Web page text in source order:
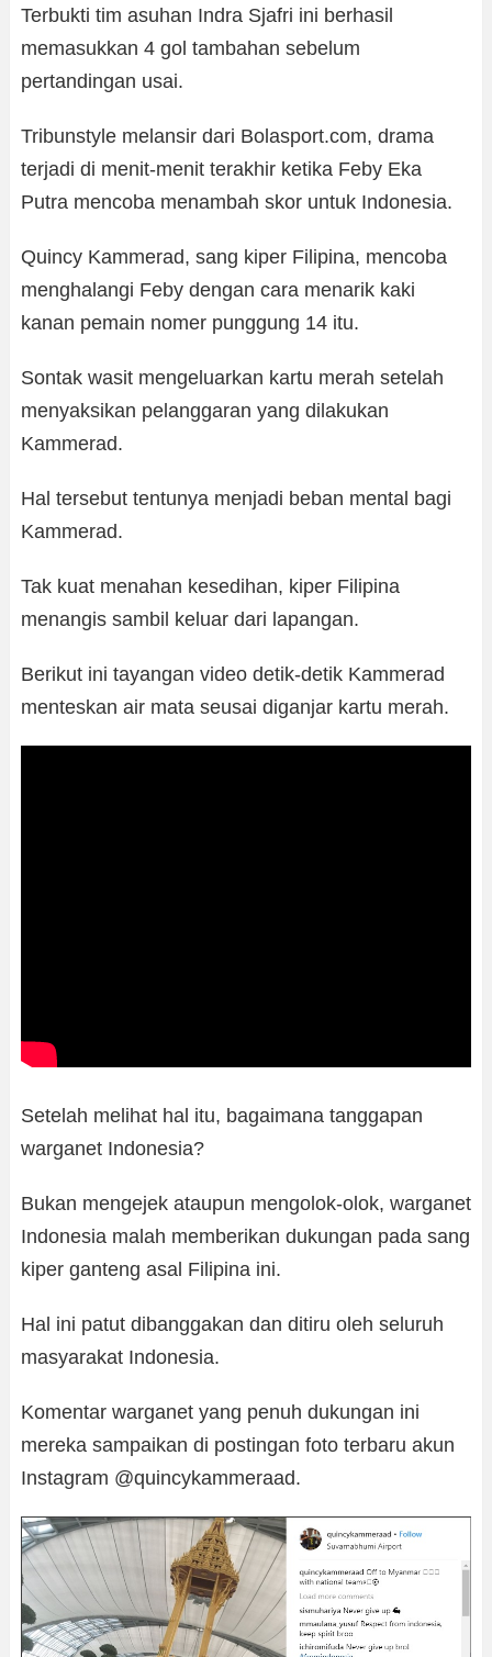
Terbukti tim asuhan Indra Sjafri ini berhasil
memasukkan 4 gol tambahan sebelum
pertandingan usai.
Tribunstyle melansir dari Bolasport.com, drama
terjadi di menit-menit terakhir ketika Feby Eka
Putra mencoba menambah skor untuk Indonesia.
Quincy Kammerad, sang kiper Filipina, mencoba
menghalangi Feby dengan cara menarik kaki
kanan pemain nomer punggung 14 itu.
Sontak wasit mengeluarkan kartu merah setelah
menyaksikan pelanggaran yang dilakukan
Kammerad.
Hal tersebut tentunya menjadi beban mental bagi
Kammerad.
Tak kuat menahan kesedihan, kiper Filipina
menangis sambil keluar dari lapangan.
Berikut ini tayangan video detik-detik Kammerad
menteskan air mata seusai diganjar kartu merah.
Setelah melihat hal itu, bagaimana tanggapan
warganet Indonesia?
Bukan mengejek ataupun mengolok-olok, warganet
Indonesia malah memberikan dukungan pada sang
kiper ganteng asal Filipina ini.
Hal ini patut dibanggakan dan ditiru oleh seluruh
masyarakat Indonesia.
Komentar warganet yang penuh dukungan ini
mereka sampaikan di postingan foto terbaru akun
Instagram @quincykammeraad.